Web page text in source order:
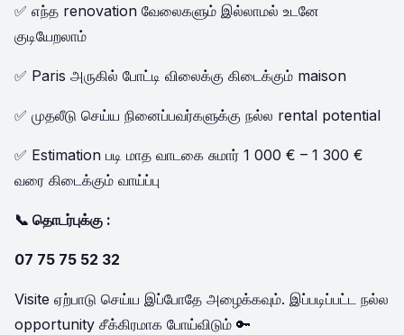
✅ எந்த renovation வேலைகளும் இல்லாமல் உடனே
குடியேறலாம்
✅ Paris அருகில் போட்டி விலைக்கு கிடைக்கும் maison
✅ முதலீடு செய்ய நினைப்பவர்களுக்கு நல்ல rental potential
✅ Estimation படி மாத வாடகை சுமார் 1 000 € – 1 300 €
வரை கிடைக்கும் வாய்ப்பு
📞 தொடர்புக்கு :
07 75 75 52 32
Visite ஏற்பாடு செய்ய இப்போதே அழைக்கவும். இப்படிப்பட்ட நல்ல
opportunity சீக்கிரமாக போய்விடும் 🔑